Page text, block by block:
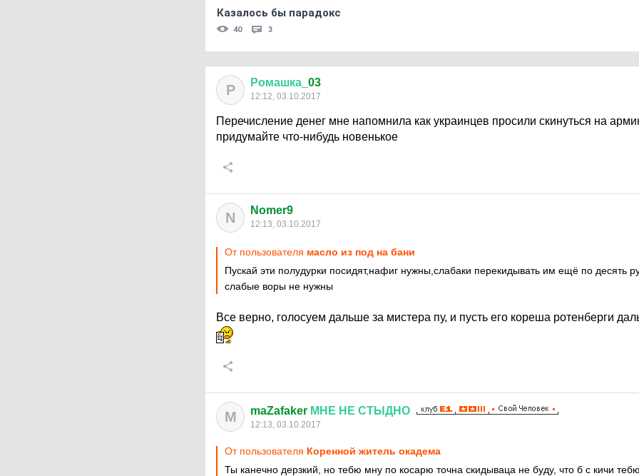
Казалось бы парадокс
40 3
Р Ромашка _03
12:12, 03.10.2017
Перечисление денег мне напомнила как украинцев просили скинуться на
придумайте что-нибудь новенькое
N Nomer9
12:13, 03.10.2017
От пользователя масло из под на бани
Пускай эти полудурки посидят,нафиг нужны,слабаки перекидывать им ещё по десять
слабые воры не нужны
Все верно, голосуем дальше за мистера пу, и пусть его кореша ротенберги
M maZafaker МНЕ НЕ СТЫДНО
12:13, 03.10.2017
От пользователя Коренной житель окадема
Ты канечно дерзкий, но тебю мну по косарю точна скидываца не буду, что б с кичи